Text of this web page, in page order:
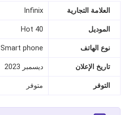
العلامة التجارية Infinix
الموديل Hot 40
نوع الهاتف Smart phone
تاريخ الإعلان ديسمبر 2023
التوفر متوفر